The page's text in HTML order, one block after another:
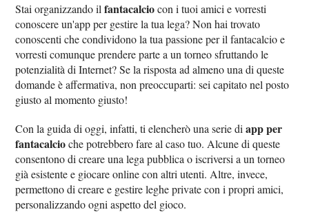
Stai organizzando ilfantacalciocon i tuoi amici e vorresti
conoscere un'app per gestire la tua lega? Non hai trovato
conoscenti che condividono la tua passione per il fantacalcio e
vorresti comunque prendere parte a un torneo sfruttando le
potenzialità di Internet? Se la risposta ad almeno una di queste
domande è affermativa, non preoccuparti: sei capitato nel posto
giusto al momento giusto!
Con la guida di oggi, infatti, ti elencherò una serie diapp per
fantacalcioche potrebbero fare al caso tuo. Alcune di queste
consentono di creare una lega pubblica o iscriversi a un torneo
già esistente e giocare online con altri utenti. Altre, invece,
permettono di creare e gestire leghe private con i propri amici,
personalizzando ogni aspetto del gioco.